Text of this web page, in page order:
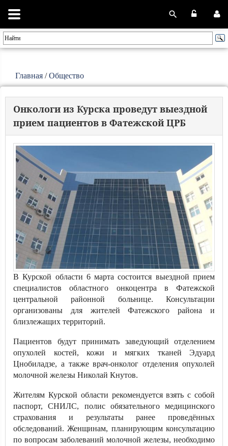
Главная /Общество
Онкологи из Курска проведут выездной
прием пациентов в Фатежской ЦРБ
В Курской области 6 марта состоится выездной прием
специалистов областного онкоцентра в Фатежской
центральной районной больнице. Консультации
организованы для жителей Фатежского района и
близлежащих территорий.
Пациентов будут принимать заведующий отделением
опухолей костей, кожи и мягких тканей Эдуард
Цнобиладзе, а также врач-онколог отделения опухолей
молочной железы Николай Кнутов.
Жителям Курской области рекомендуется взять с собой
паспорт, СНИЛС, полис обязательного медицинского
страхования и результаты ранее проведённых
обследований. Женщинам, планирующим консультацию
по вопросам заболеваний молочной железы, необходимо